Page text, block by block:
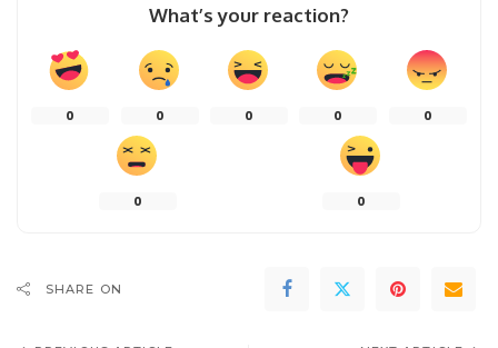
What’s your reaction?
0 0 0 0 0
0 0
SHARE ON